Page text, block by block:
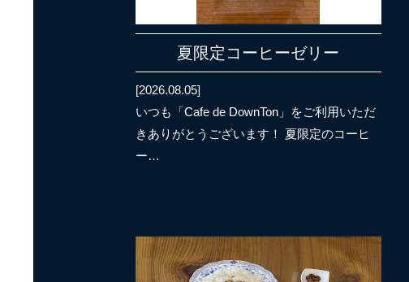
夏限定コーヒーゼリー
[2026.08.05]
いつも「Cafe de DownTon」をご利用いただ
きありがとうございます！ 夏限定のコーヒ
ー…